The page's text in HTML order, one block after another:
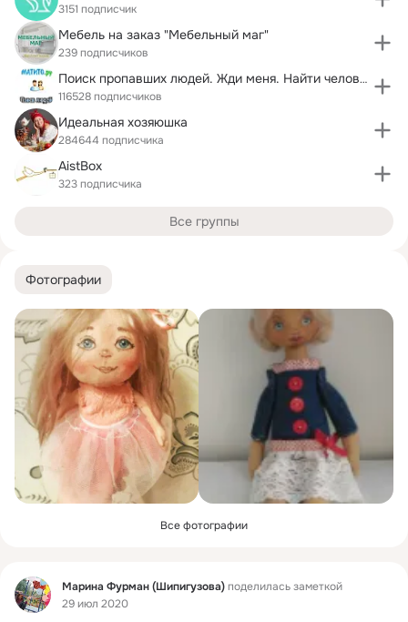
Фотографии
Все фотографии
Фид Марина Фурман (Шипигузова)поделилась заметкой
29 июл 2020
3151 подписчик
Мебель на заказ "Мебельный маг"
239 подписчиков
Поиск пропавших людей. Жди меня. Найти человека
116528 подписчиков
Идеальная хозяюшка
284644 подписчика
AistBox
323 подписчика
Все группы